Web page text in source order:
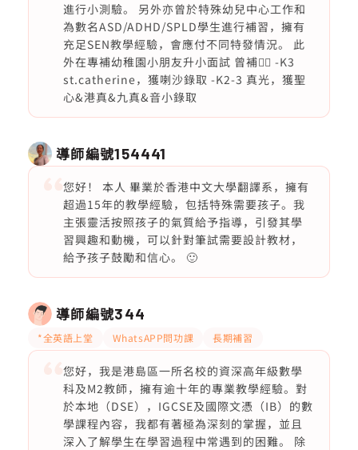
進行小測驗。 另外亦曾於特殊幼兒中心工作和
為數名ASD/ADHD/SPLD學生進行補習，擁有
充足SEN教學經驗，會應付不同特發情況。 此
外在專補幼稚園小朋友升小面試 曾補👇🏻 -K3
st.catherine，獲喇沙錄取 -K2-3 真光，獲聖
心&港真&九真&音小錄取
導師編號154441
您好！ 本人 畢業於香港中文大學翻譯系，擁有
超過15年的教學經驗，包括特殊需要孩子。我
主張靈活按照孩子的氣質給予指導，引發其學
習興趣和動機，可以針對筆試需要設計教材，
給予孩子鼓勵和信心。 🙂
導師編號344
*全英語上堂 WhatsAPP問功課 長期補習
您好，我是港島區一所名校的資深高年級數學
科及M2教師，擁有逾十年的專業教學經驗。對
於本地（DSE），IGCSE及國際文憑（IB）的數
學課程內容，我都有著極為深刻的掌握，並且
深入了解學生在學習過程中常遇到的困難。 除